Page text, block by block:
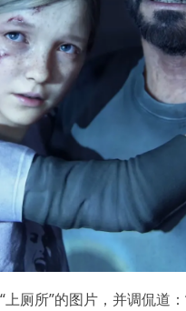
厕所”的图片，并调侃道